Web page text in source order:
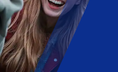
おすすめの旅
旅のアイデア